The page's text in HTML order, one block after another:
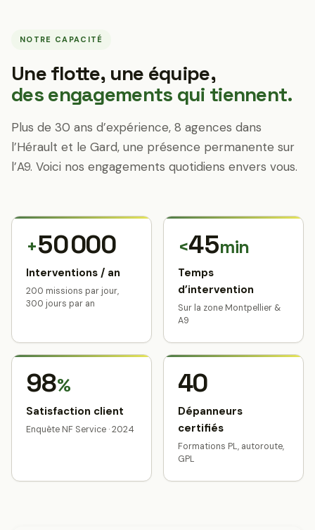
NOTRE CAPACITÉ
Une flotte, une équipe,
des engagements qui tiennent.
Plus de 30 ans d’expérience, 8 agences dans
l’Hérault et le Gard, une présence permanente sur
l’A9. Voici nos engagements quotidiens envers vous.
+50 000
Interventions / an
200 missions par jour,
300 jours par an
<45min
Temps
d’intervention
Sur la zone Montpellier &
A9
98%
Satisfaction client
Enquête NF Service · 2024
40
Dépanneurs
certifiés
Formations PL, autoroute,
GPL